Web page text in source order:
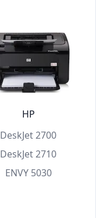
HP
DeskJet 2700
DeskJet 2710
ENVY 5030